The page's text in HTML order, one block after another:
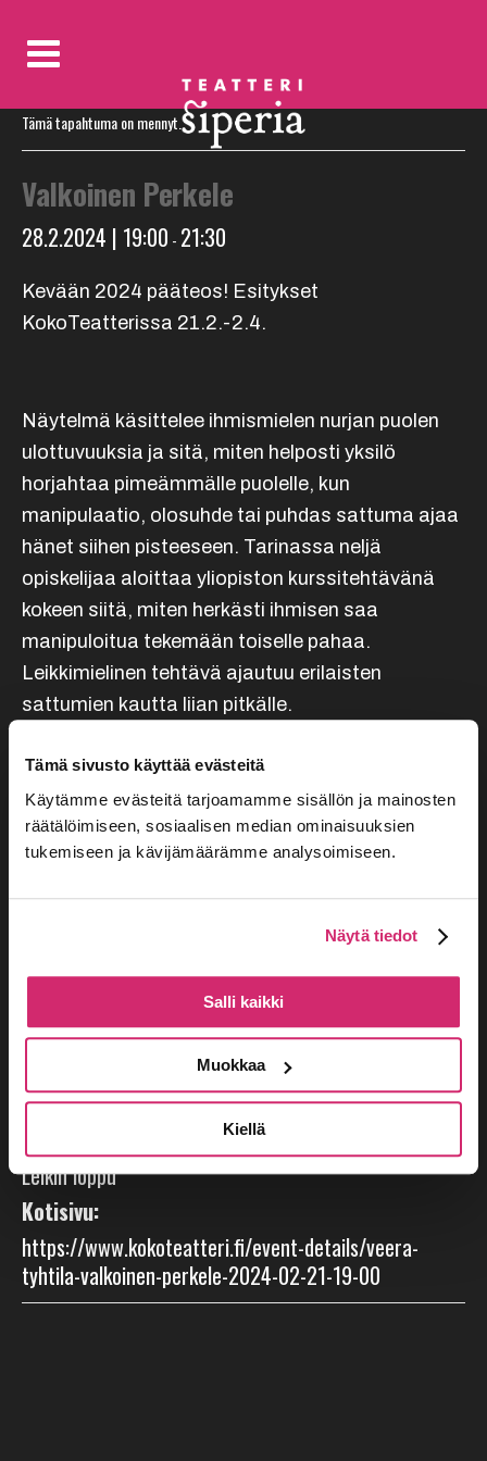
Tämä sivusto käyttää evästeitä
Käytämme evästeitä tarjoamamme sisällön ja mainosten
räätälöimiseen, sosiaalisen median ominaisuuksien
tukemiseen ja kävijämäärämme analysoimiseen.
Näytä tiedot
Salli kaikki
Muokkaa
Kiellä
Tämä tapahtuma on mennyt.
Valkoinen Perkele
28.2.2024 | 19:00 - 21:30
Kevään 2024 pääteos! Esitykset
KokoTeatterissa 21.2.-2.4.
Näytelmä käsittelee ihmismielen nurjan puolen
ulottuvuuksia ja sitä, miten helposti yksilö
horjahtaa pimeämmälle puolelle, kun
manipulaatio, olosuhde tai puhdas sattuma ajaa
hänet siihen pisteeseen. Tarinassa neljä
opiskelijaa aloittaa yliopiston kurssitehtävänä
kokeen siitä, miten herkästi ihmisen saa
manipuloitua tekemään toiselle pahaa.
Leikkimielinen tehtävä ajautuu erilaisten
sattumien kautta liian pitkälle.
Lisää kalenteriin
28.2.2024
19:00 - 21:30
Leikin loppu
Kotisivu:
https://www.kokoteatteri.fi/event-details/veera-
tyhtila-valkoinen-perkele-2024-02-21-19-00